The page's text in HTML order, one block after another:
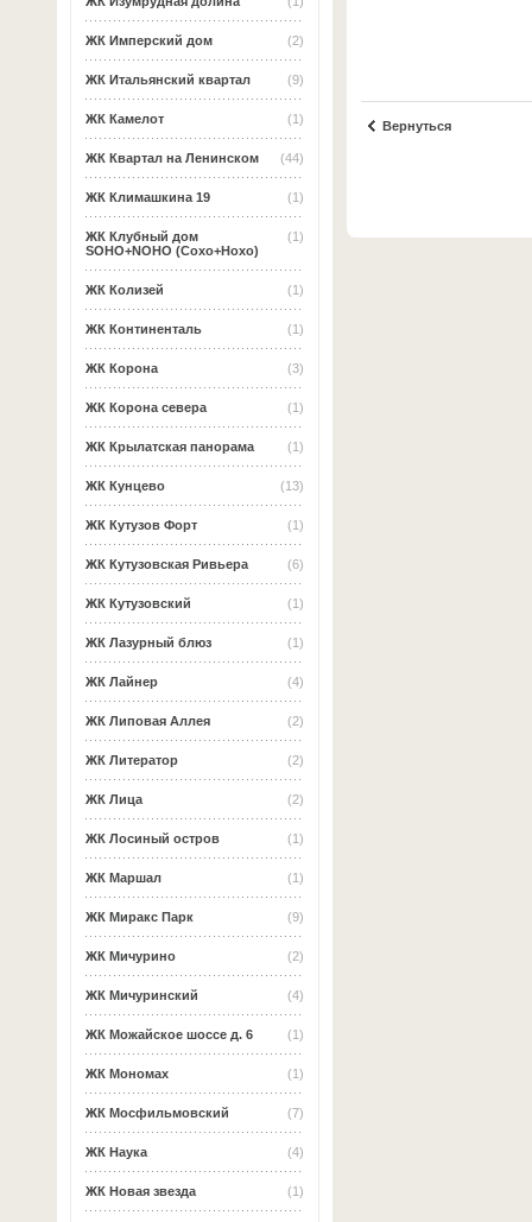
(2)
ЖК Имперский дом
(9)
ЖК Итальянский квартал
(1)
ЖК Камелот
(44)
ЖК Квартал на Ленинском
(1)
ЖК Климашкина 19
(1)
ЖК Клубный дом
SOHO+NOHO (Сохо+Нохо)
(1)
ЖК Колизей
(1)
ЖК Континенталь
(3)
ЖК Корона
(1)
ЖК Корона севера
(1)
ЖК Крылатская панорама
(13)
ЖК Кунцево
(1)
ЖК Кутузов Форт
(6)
ЖК Кутузовская Ривьера
(1)
ЖК Кутузовский
(1)
ЖК Лазурный блюз
(4)
ЖК Лайнер
(2)
ЖК Липовая Аллея
(2)
ЖК Литератор
(2)
ЖК Лица
(1)
ЖК Лосиный остров
(1)
ЖК Маршал
(9)
ЖК Миракс Парк
(2)
ЖК Мичурино
(4)
ЖК Мичуринский
(1)
ЖК Можайское шоссе д. 6
(1)
ЖК Мономах
(7)
ЖК Мосфильмовский
(4)
ЖК Наука
(1)
ЖК Новая звезда
Вернуться